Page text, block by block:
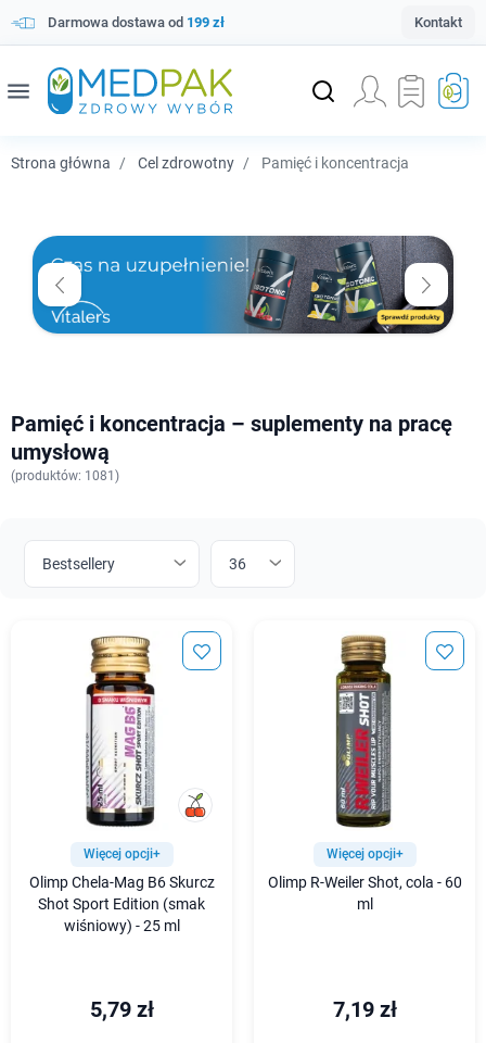
Darmowa dostawa od 199 zł Kontakt
menu
Strona główna Cel zdrowotny Pamięć i koncentracja
Pamięć i koncentracja – suplementy na pracę
umysłową
(produktów: 1081)
Więcej opcji+
Olimp Chela-Mag B6 Skurcz
Shot Sport Edition (smak
wiśniowy) - 25 ml
5,79 zł
Więcej opcji+
Olimp R-Weiler Shot, cola - 60
ml
7,19 zł